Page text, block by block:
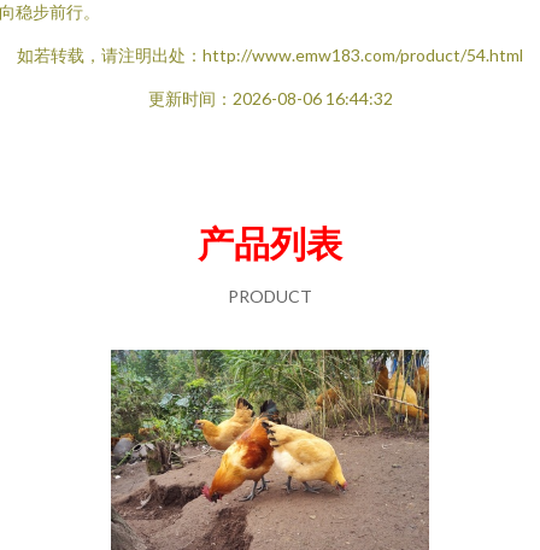
稳步前行。
如若转载，请注明出处：http://www.emw183.com/product/54.html
更新时间：2026-08-06 16:44:32
产品列表
PRODUCT